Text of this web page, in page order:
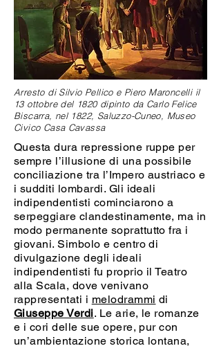
Arresto di Silvio Pellico e Piero Maroncelli il
13 ottobre del 1820 dipinto da Carlo Felice
Biscarra, nel 1822, Saluzzo-Cuneo, Museo
Civico Casa Cavassa
Questa dura repressione ruppe per
sempre l’illusione di una possibile
conciliazione tra l’Impero austriaco e
i sudditi lombardi. Gli ideali
indipendentisti cominciarono a
serpeggiare clandestinamente, ma in
modo permanente soprattutto fra i
giovani. Simbolo e centro di
divulgazione degli ideali
indipendentisti fu proprio il Teatro
alla Scala, dove venivano
rappresentati i melodrammi di
Giuseppe Verdi. Le arie, le romanze
e i cori delle sue opere, pur con
un’ambientazione storica lontana,